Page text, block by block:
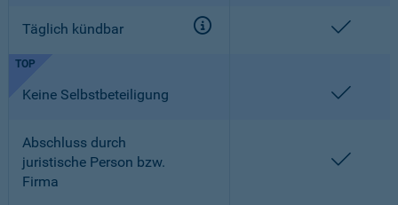
Täglich kündbar
TOP
Keine Selbstbeteiligung
Abschluss durch
juristische Person bzw.
Firma